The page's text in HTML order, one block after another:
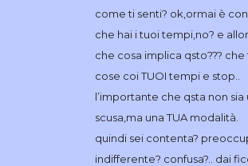
come ti senti? ok,ormai è
che hai i tuoi tempi,no? e
che cosa implica qsto??? che
cose coi TUOI tempi e stop..
l’importante che qsta non sia
scusa,ma una TUA modalità.
quindi sei contenta?
indifferente? confusa?.. dai